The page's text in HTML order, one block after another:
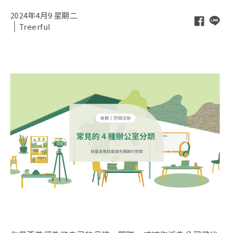
2024年4月9 星期二
Treerful